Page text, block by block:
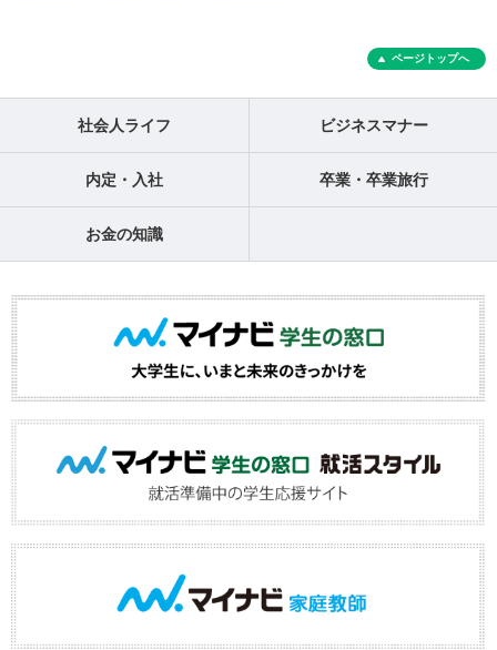
ページトップへ
社会人ライフ ビジネスマナー
内定・入社 卒業・卒業旅行
お金の知識